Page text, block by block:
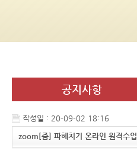
공지사항
작성일 : 20-09-02 18:16
zoom[줌] 파헤치기 온라인 원격수업